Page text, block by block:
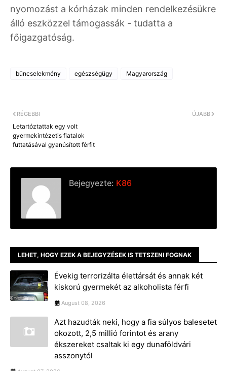
nyomozást a kórházak minden rendelkezésükre
álló eszközzel támogassák - tudatta a
főigazgatóság.
bűncselekmény egészségügy Magyarország
ÚJABB
RÉGEBBI
Letartóztattak egy volt
gyermekintézetis fiatalok
futtatásával gyanúsított férfit
Bejegyezte: K86
LEHET, HOGY EZEK A BEJEGYZÉSEK IS TETSZENI FOGNAK
Évekig terrorizálta élettársát és annak két
kiskorú gyermekét az alkoholista férfi
August 08, 2026
Azt hazudták neki, hogy a fia súlyos balesetet
okozott, 2,5 millió forintot és arany
ékszereket csaltak ki egy dunaföldvári
asszonytól